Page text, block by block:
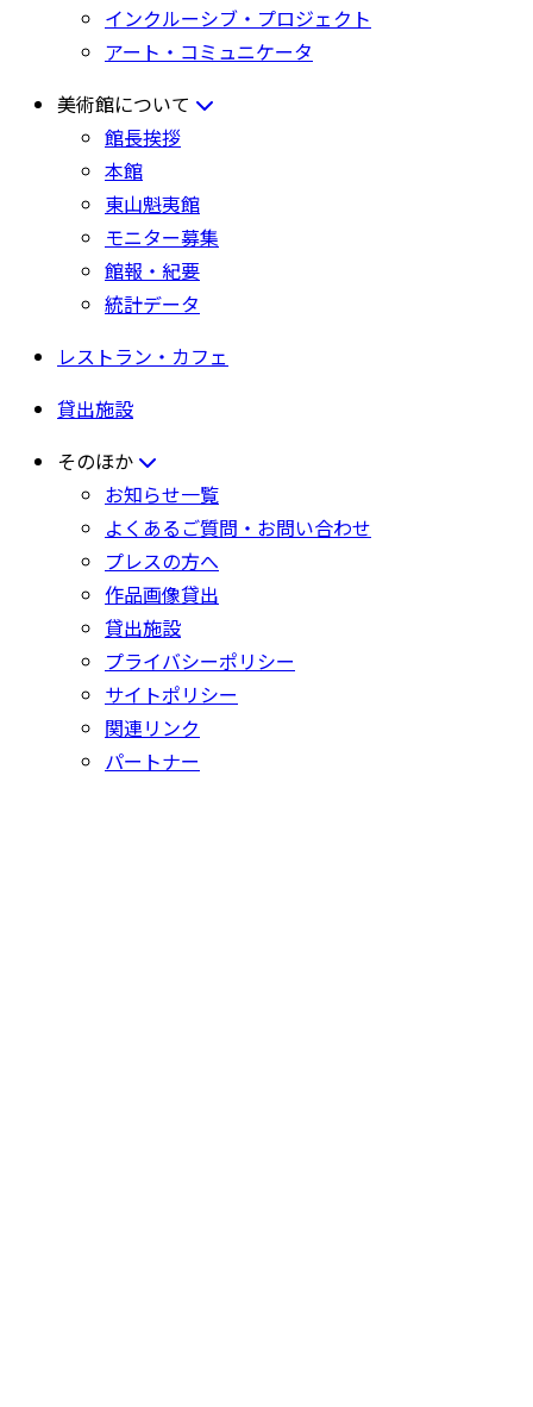
インクルーシブ・プロジェクト
アート・コミュニケータ
美術館について
館長挨拶
本館
東山魁夷館
モニター募集
館報・紀要
統計データ
レストラン・カフェ
貸出施設
そのほか
お知らせ一覧
よくあるご質問・お問い合わせ
プレスの方へ
作品画像貸出
貸出施設
プライバシーポリシー
サイトポリシー
関連リンク
パートナー